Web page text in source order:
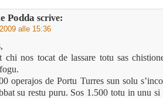
Podda scrive:
alle 15:36
chi nos tocat de lassare totu sas
operajos de Portu Turres sun solu
su restu puru. Sos 1.500 totu in unu si